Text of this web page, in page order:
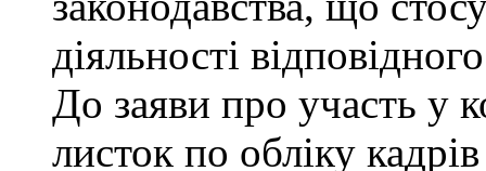
діяльності
До заяви про участь у
листок по обліку